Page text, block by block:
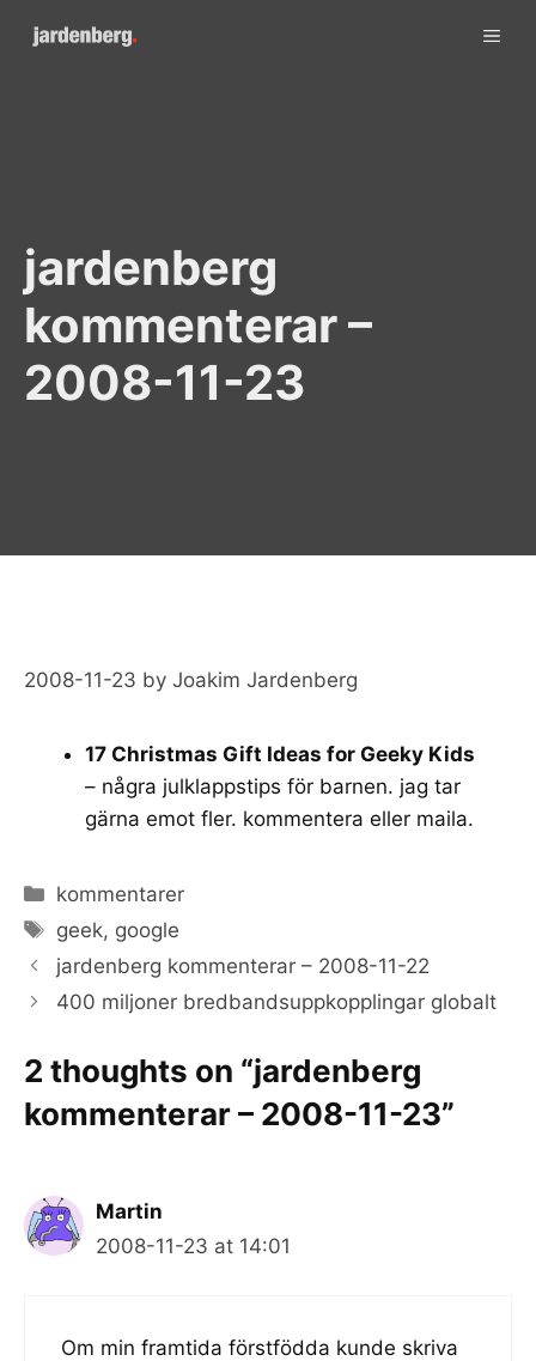
jardenberg
kommenterar –
2008-11-23
2008-11-23 by Joakim Jardenberg
17 Christmas Gift Ideas for Geeky Kids
– några julklappstips för barnen. jag tar
gärna emot fler. kommentera eller maila.
Categories
kommentarer
Tags
geek, google
jardenberg kommenterar – 2008-11-22
400 miljoner bredbandsuppkopplingar globalt
2 thoughts on “jardenberg
kommenterar – 2008-11-23”
Martin
2008-11-23 at 14:01
Om min framtida förstfödda kunde skriva